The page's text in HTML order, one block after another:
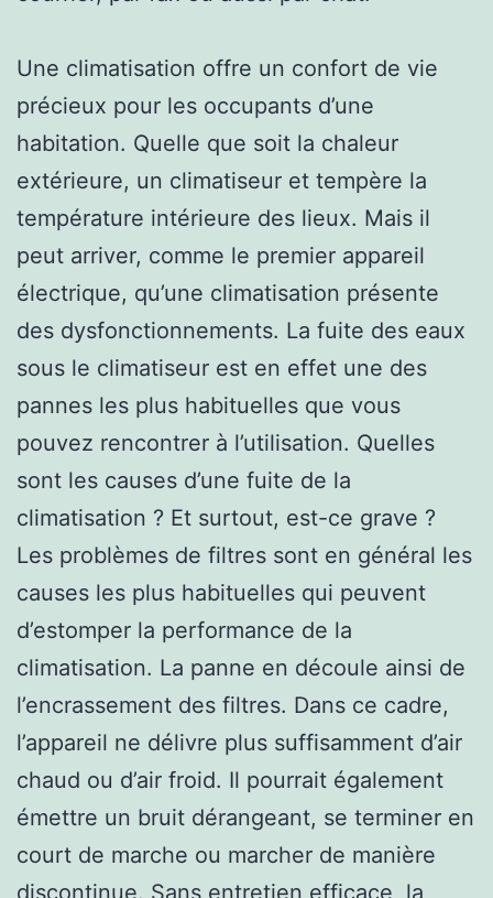
Une climatisation offre un confort de vie
précieux pour les occupants d’une
habitation. Quelle que soit la chaleur
extérieure, un climatiseur et tempère la
température intérieure des lieux. Mais il
peut arriver, comme le premier appareil
électrique, qu’une climatisation présente
des dysfonctionnements. La fuite des eaux
sous le climatiseur est en effet une des
pannes les plus habituelles que vous
pouvez rencontrer à l’utilisation. Quelles
sont les causes d’une fuite de la
climatisation ? Et surtout, est-ce grave ?
Les problèmes de filtres sont en général les
causes les plus habituelles qui peuvent
d’estomper la performance de la
climatisation. La panne en découle ainsi de
l’encrassement des filtres. Dans ce cadre,
l’appareil ne délivre plus suffisamment d’air
chaud ou d’air froid. Il pourrait également
émettre un bruit dérangeant, se terminer en
court de marche ou marcher de manière
discontinue. Sans entretien efficace, la